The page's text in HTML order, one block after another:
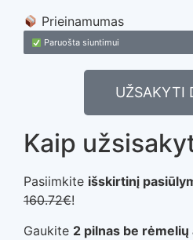
Prieinamumas
Paruošta siuntimui
UŽSAKYTI
Kaip
Pasiimkite išskirtinį
160.72€!
Gaukite 2 pilnas be